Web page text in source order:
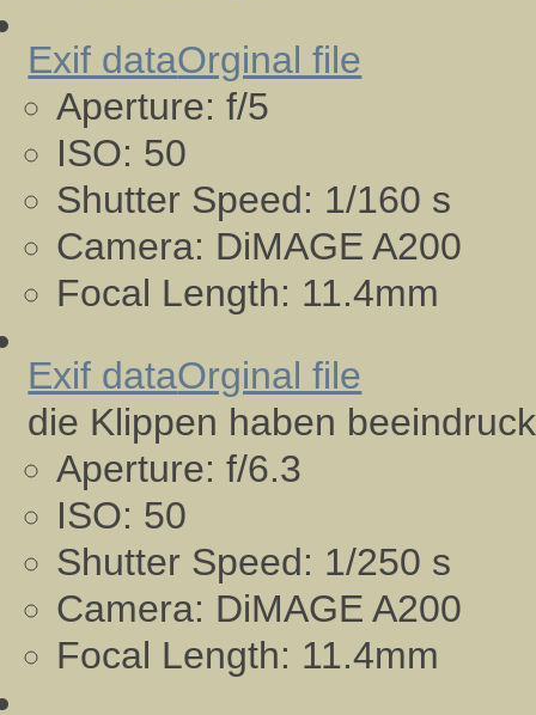
Exif dataOrginal file
Aperture: f/5
ISO: 50
Shutter Speed: 1/160 s
Camera: DiMAGE A200
Focal Length: 11.4mm
Exif dataOrginal file
die Klippen haben
Aperture: f/6.3
ISO: 50
Shutter Speed: 1/250 s
Camera: DiMAGE A200
Focal Length: 11.4mm